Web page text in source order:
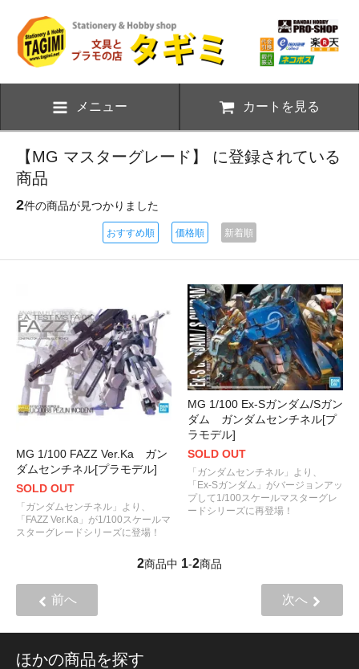
メニュー カートを見る
【MG マスターグレード】 に登録されている
商品
2件の商品が見つかりました
おすすめ順 価格順 新着順
MG 1/100 FAZZ Ver.Ka ガン
ダムセンチネル[プラモデル]
SOLD OUT
「ガンダムセンチネル」より、
「FAZZ Ver.Ka」が1/100スケールマ
スターグレードシリーズに登場！
MG 1/100 Ex-Sガンダム/Sガン
ダム ガンダムセンチネル[プ
ラモデル]
SOLD OUT
「ガンダムセンチネル」より、
「Ex-Sガンダム」がバージョンアッ
プして1/100スケールマスターグレ
ードシリーズに再登場！
2商品中 1-2商品
前へ 次へ
ほかの商品を探す